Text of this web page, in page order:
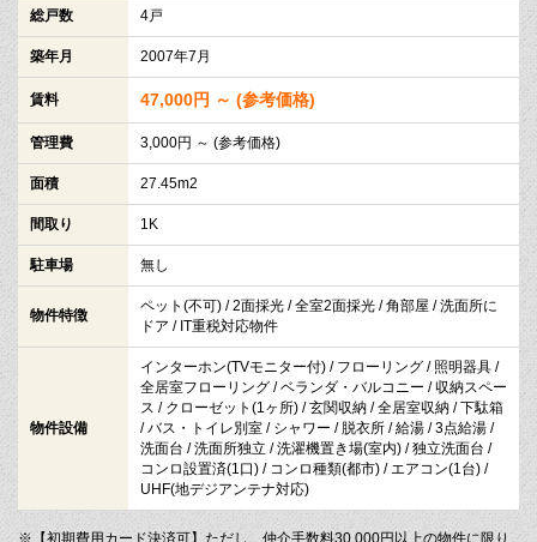
総戸数 4戸
築年月 2007年7月
賃料 47,000円 ～ (参考価格)
管理費 3,000円 ～ (参考価格)
面積 27.45m2
間取り 1K
駐車場 無し
物件特徴
ペット(不可) / 2面採光 / 全室2面採光 / 角部屋 / 洗面所に
ドア / IT重税対応物件
物件設備
インターホン(TVモニター付) / フローリング / 照明器具 /
全居室フローリング / ベランダ・バルコニー / 収納スペー
ス / クローゼット(1ヶ所) / 玄関収納 / 全居室収納 / 下駄箱
/ バス・トイレ別室 / シャワー / 脱衣所 / 給湯 / 3点給湯 /
洗面台 / 洗面所独立 / 洗濯機置き場(室内) / 独立洗面台 /
コンロ設置済(1口) / コンロ種類(都市) / エアコン(1台) /
UHF(地デジアンテナ対応)
※【初期費用カード決済可】ただし、仲介手数料30,000円以上の物件に限り